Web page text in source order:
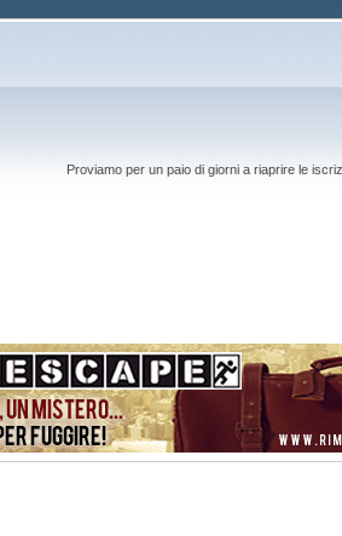
Proviamo per un paio di giorni a riaprire le